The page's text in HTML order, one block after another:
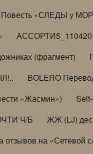
Повесть «СЛЕДЫ у
(фрагмент)
BOLERO
«Жасмин»)
Ч/Б ЖЖ (LJ)
отзывов на «Сетевой